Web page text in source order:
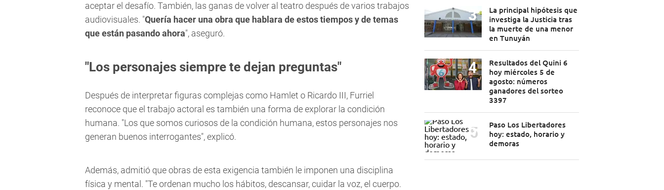
aceptar el desafío. También, las ganas de volver al teatro después de varios trabajos
audiovisuales. "Quería hacer una obra que hablara de estos tiempos y de temas
que están pasando ahora", aseguró.
"Los personajes siempre te dejan preguntas"
Después de interpretar figuras complejas como Hamlet o Ricardo III, Furriel
reconoce que el trabajo actoral es también una forma de explorar la condición
humana. "Los que somos curiosos de la condición humana, estos personajes nos
generan buenos interrogantes", explicó.
Además, admitió que obras de esta exigencia también le imponen una disciplina
física y mental. "Te ordenan mucho los hábitos, descansar, cuidar la voz, el cuerpo.
La principal hipótesis que
investiga la Justicia tras
la muerte de una menor
en Tunuyán
Resultados del Quini 6
hoy miércoles 5 de
agosto: números
ganadores del sorteo
3397
Paso Los Libertadores
hoy: estado, horario y
demoras